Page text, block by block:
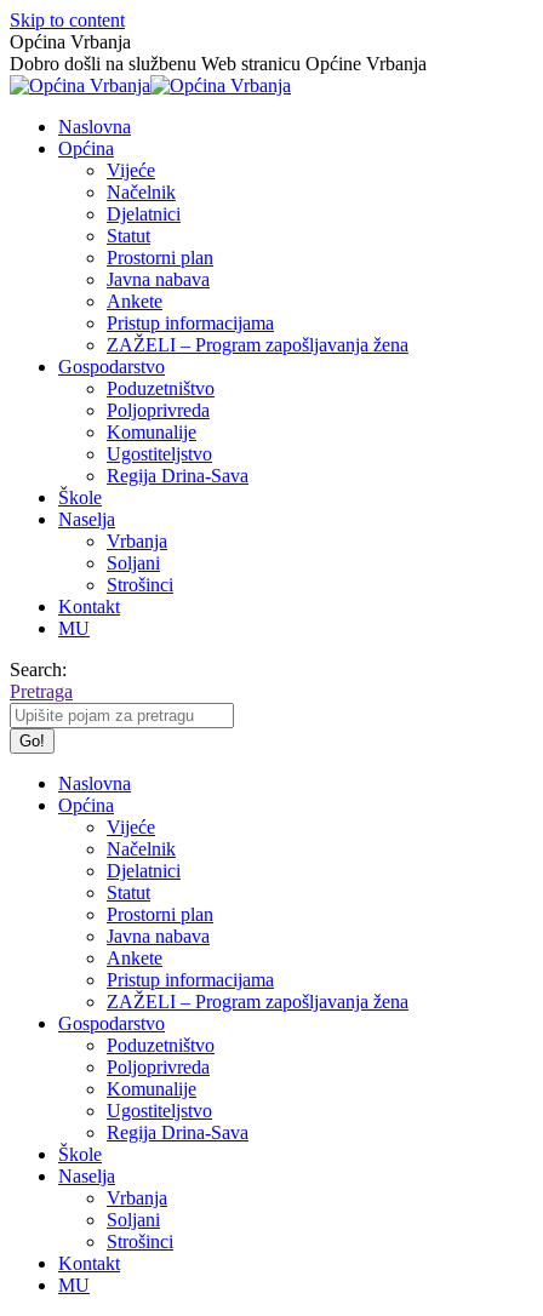
Skip to content
Općina Vrbanja
Dobro došli na službenu Web stranicu Općine Vrbanja
Naslovna
Općina
Vijeće
Načelnik
Djelatnici
Statut
Prostorni plan
Javna nabava
Ankete
Pristup informacijama
ZAŽELI – Program zapošljavanja žena
Gospodarstvo
Poduzetništvo
Poljoprivreda
Komunalije
Ugostiteljstvo
Regija Drina-Sava
Škole
Naselja
Vrbanja
Soljani
Strošinci
Kontakt
MU
Search:
Pretraga
Naslovna
Općina
Vijeće
Načelnik
Djelatnici
Statut
Prostorni plan
Javna nabava
Ankete
Pristup informacijama
ZAŽELI – Program zapošljavanja žena
Gospodarstvo
Poduzetništvo
Poljoprivreda
Komunalije
Ugostiteljstvo
Regija Drina-Sava
Škole
Naselja
Vrbanja
Soljani
Strošinci
Kontakt
MU